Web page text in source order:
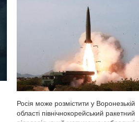
Росія може розмістити у Воронезькій
області північнокорейський ракетний